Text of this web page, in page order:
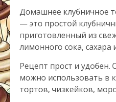
Домашнее клубничное
— это простой
приготовленный из
лимонного сока, сахара
Рецепт прост и удобен.
можно использовать в
тортов, чизкейков,